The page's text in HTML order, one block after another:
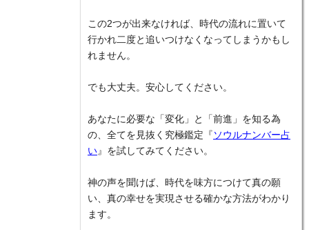
この2つが出来なければ、時代の流れに置いて
行かれ二度と追いつけなくなってしまうかもし
れません。
でも大丈夫。安心してください。
あなたに必要な「変化」と「前進」を知る為
の、全てを見抜く究極鑑定『 ソウルナンバー占
い 』を試してみてください。
神の声を聞けば、時代を味方につけて真の願
い、真の幸せを実現させる確かな方法がわかり
ます。